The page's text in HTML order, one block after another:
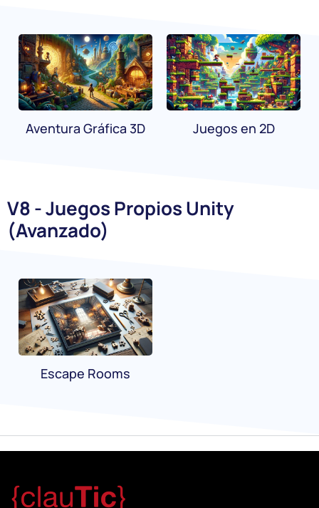
Aventura Gráfica 3D Juegos en 2D
V8 - Juegos Propios Unity
(Avanzado)
Escape Rooms